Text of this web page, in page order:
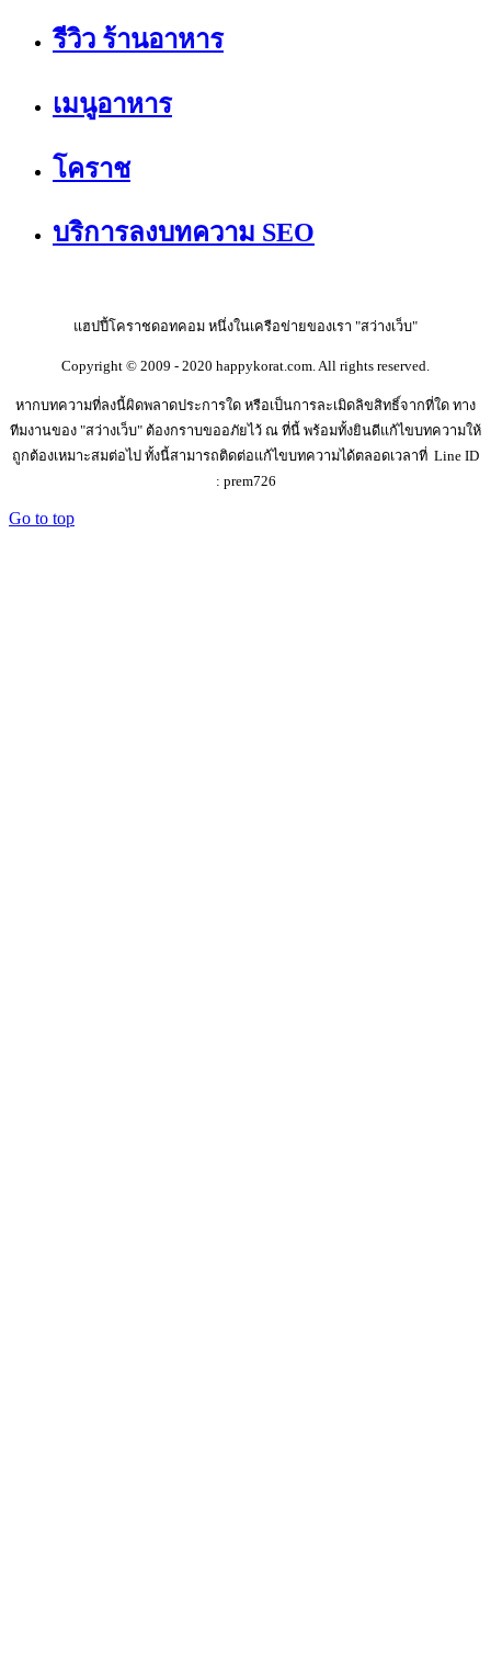
รีวิว ร้านอาหาร
เมนูอาหาร
โคราช
บริการลงบทความ SEO
แฮปปี้โคราชดอทคอม หนึ่งในเครือข่ายของเรา "สว่างเว็บ"
Copyright © 2009 - 2020 happykorat.com. All rights reserved.
หากบทความที่ลงนี้ผิดพลาดประการใด หรือเป็นการละเมิดลิขสิทธิ์จากที่ใด ทาง
ทีมงานของ "สว่างเว็บ" ต้องกราบขออภัยไว้ ณ ที่นี้ พร้อมทั้งยินดีแก้ไขบทความให้
ถูกต้องเหมาะสมต่อไป ทั้งนี้สามารถติดต่อแก้ไขบทความได้ตลอดเวลาที่ Line ID
: prem726
Go to top